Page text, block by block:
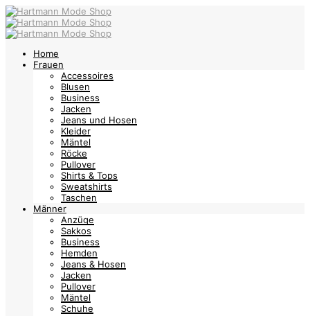
Home
Frauen
Accessoires
Blusen
Business
Jacken
Jeans und Hosen
Kleider
Mäntel
Röcke
Pullover
Shirts & Tops
Sweatshirts
Taschen
Männer
Anzüge
Sakkos
Business
Hemden
Jeans & Hosen
Jacken
Pullover
Mäntel
Schuhe